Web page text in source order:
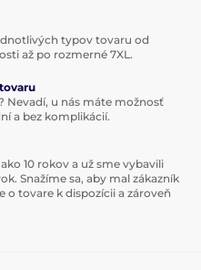
typov tovaru od
až po rozmerné 7XL.
Nevadí, u nás máte možnosť
a bez komplikácií.
10 rokov a už sme vybavili
Snažíme sa, aby mal zákazník
tovare k dispozícii a zároveň